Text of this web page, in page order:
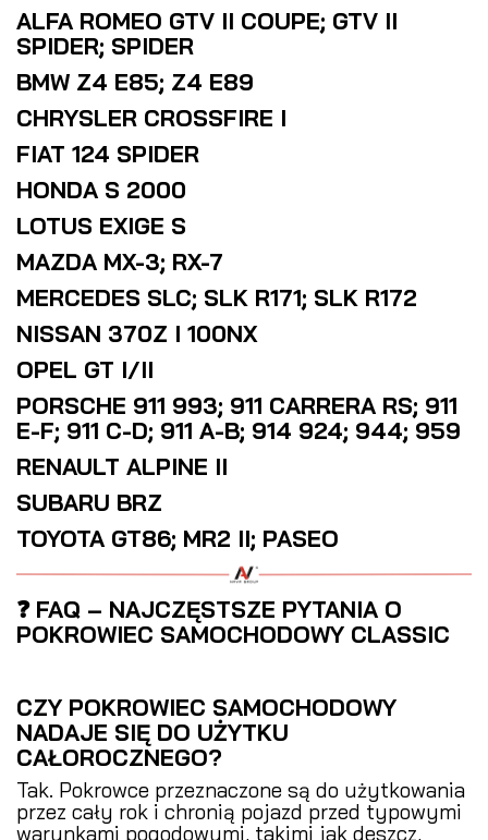
ALFA ROMEO GTV II COUPE; GTV II
SPIDER; SPIDER
BMW Z4 E85; Z4 E89
CHRYSLER CROSSFIRE I
FIAT 124 SPIDER
HONDA S 2000
LOTUS EXIGE S
MAZDA MX-3; RX-7
MERCEDES SLC; SLK R171; SLK R172
NISSAN 370Z I 100NX
OPEL GT I/II
PORSCHE 911 993; 911 CARRERA RS; 911
E-F; 911 C-D; 911 A-B; 914 924; 944; 959
RENAULT ALPINE II
SUBARU BRZ
TOYOTA GT86; MR2 II; PASEO
❓ FAQ – NAJCZĘSTSZE PYTANIA O
POKROWIEC SAMOCHODOWY CLASSIC
CZY POKROWIEC SAMOCHODOWY
NADAJE SIĘ DO UŻYTKU
CAŁOROCZNEGO?
Tak. Pokrowce przeznaczone są do użytkowania
przez cały rok i chronią pojazd przed typowymi
warunkami pogodowymi, takimi jak deszcz,